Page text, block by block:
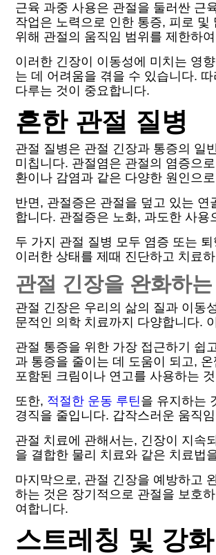
근육 과중 사용은 관절을 둘러싼 근
작업은 노력으로 인한 통증, 피로
위해 관절의 움직임 범위를 제한하
이러한 긴장이 이동성에 미치는 영
는 데 어려움을 겪을 수 있습니다.
다루는 것이 중요합니다.
흔한 관절 질병
관절 질병은 관절 긴장과 통증의 일
미칩니다. 관절염은 관절의 염증으
환이나 감염과 같은 다양한 원인으
반면, 관절증은 관절을 덮고 있는
합니다. 관절증은 노화, 과도한 사
두 가지 관절 질병 모두 염증 또는
이러한 상태를 제때 진단하고 치료
관절 긴장을 완화하
관절 긴장은 우리의 삶의 질과 이동
문적인 의학 치료까지 다양합니다.
관절 통증을 위한 가장 접근하기 쉽
과 통증을 줄이는 데 도움이 되고,
포함된 크림이나 연고를 사용하는
또한, 적절한 운동 루틴을 유지하는
경직을 줄입니다. 갑작스러운 움직
관절 치료에 관해서는, 긴장이 지속
을 결합한 물리 치료와 같은 치료법
마지막으로, 관절 긴장을 예방하고
하는 것은 장기적으로 관절을 보호
여합니다.
스트레칭 및 강